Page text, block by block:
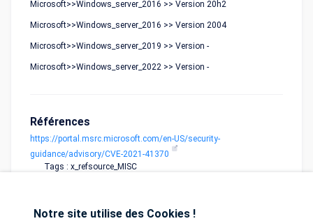
Microsoft>>Windows_server_2016 >> Version 20h2
Microsoft>>Windows_server_2016 >> Version 2004
Microsoft>>Windows_server_2019 >> Version -
Microsoft>>Windows_server_2022 >> Version -
Références
https://portal.msrc.microsoft.com/en-US/security-
guidance/advisory/CVE-2021-41370
Tags : x_refsource_MISC
Notre site utilise des Cookies !